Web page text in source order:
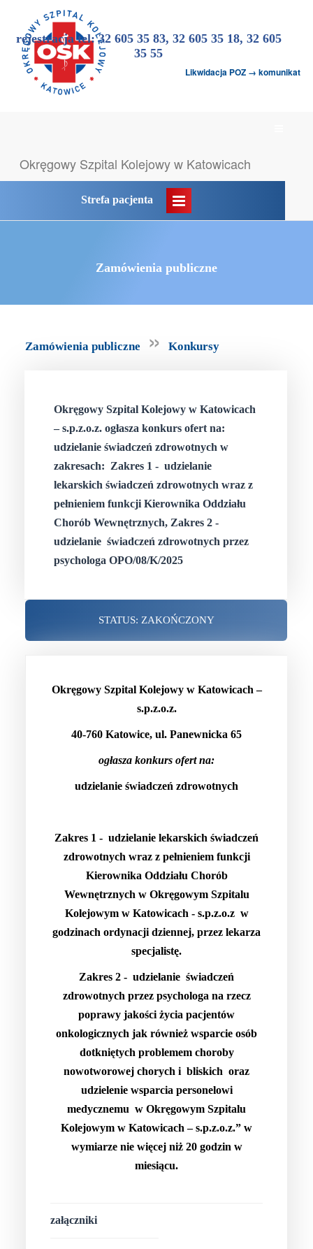
rejestracja tel: 32 605 35 83, 32 605 35 18, 32 605
35 55
Likwidacja POZ → komunikat
Okręgowy Szpital Kolejowy w Katowicach
Strefa pacjenta
Zamówienia publiczne
Zamówienia publiczne »Konkursy
Okręgowy Szpital Kolejowy w Katowicach
– s.p.z.o.z. ogłasza konkurs ofert na:
udzielanie świadczeń zdrowotnych w
zakresach: Zakres 1 - udzielanie
lekarskich świadczeń zdrowotnych wraz z
pełnieniem funkcji Kierownika Oddziału
Chorób Wewnętrznych, Zakres 2 -
udzielanie świadczeń zdrowotnych przez
psychologa OPO/08/K/2025
STATUS: ZAKOŃCZONY
Okręgowy Szpital Kolejowy w Katowicach –
s.p.z.o.z.
40-760 Katowice, ul. Panewnicka 65
ogłasza konkurs ofert na:
udzielanie świadczeń zdrowotnych
Zakres 1 - udzielanie lekarskich świadczeń
zdrowotnych wraz z pełnieniem funkcji
Kierownika Oddziału Chorób
Wewnętrznych w Okręgowym Szpitalu
Kolejowym w Katowicach - s.p.z.o.z w
godzinach ordynacji dziennej, przez lekarza
specjalistę.
Zakres 2 - udzielanie świadczeń
zdrowotnych przez psychologa na rzecz
poprawy jakości życia pacjentów
onkologicznych jak również wsparcie osób
dotkniętych problemem choroby
nowotworowej chorych i bliskich oraz
udzielenie wsparcia personelowi
medycznemu w Okręgowym Szpitalu
Kolejowym w Katowicach – s.p.z.o.z.” w
wymiarze nie więcej niż 20 godzin w
miesiącu.
załączniki